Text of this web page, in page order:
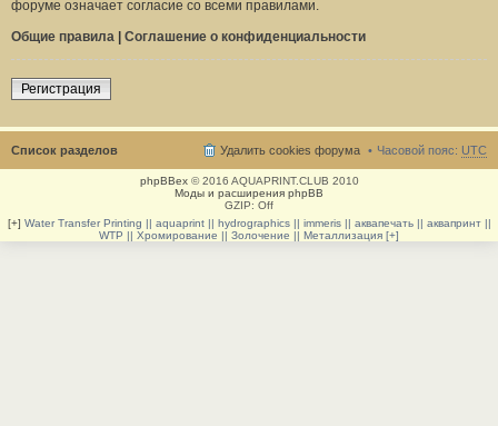
форуме означает согласие со всеми правилами.
Общие правила | Соглашение о конфиденциальности
Регистрация
Список разделов Часовой пояс: UTC
Удалить cookies форума
phpBBex© 2016 AQUAPRINT.CLUB 2010
Моды и расширения phpBB
GZIP: Off
[+] Water Transfer Printing || aquaprint || hydrographics || immeris || аквапечать || аквапринт ||
WTP || Хромирование || Золочение || Металлизация [+]